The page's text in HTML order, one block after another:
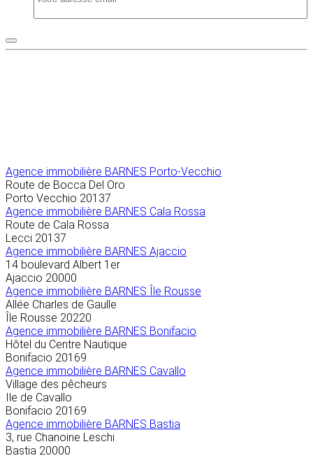
Agence immobilière BARNES Porto-Vecchio
Route de Bocca Del Oro
Porto Vecchio 20137
Agence immobilière BARNES Cala Rossa
Route de Cala Rossa
Lecci 20137
Agence immobilière BARNES Ajaccio
14 boulevard Albert 1er
Ajaccio 20000
Agence immobilière BARNES Île Rousse
Allée Charles de Gaulle
Île Rousse 20220
Agence immobilière BARNES Bonifacio
Hôtel du Centre Nautique
Bonifacio 20169
Agence immobilière BARNES Cavallo
Village des pêcheurs
Ile de Cavallo
Bonifacio 20169
Agence immobilière BARNES Bastia
3, rue Chanoine Leschi
Bastia 20000